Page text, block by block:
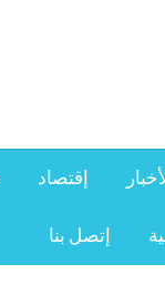
إقتصاد
إتصل بنا